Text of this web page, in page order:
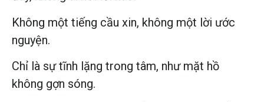
Không một tiếng cầu xin, không một lời ước
nguyện.
Chỉ là sự tĩnh lặng trong tâm, như mặt hồ
không gợn sóng.